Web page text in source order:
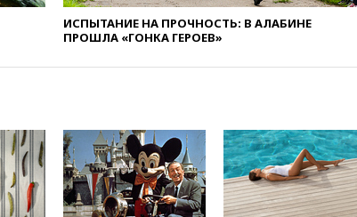
13:11Путин обсудил с
президентом ОАЭ ситуацию в
Персидском заливе и на
животных
12:51
Россия планирует
запустить групповые
безвизовые турпоездки для
Вьетнама
ИСПЫТАНИЕ НА ПРОЧНОСТЬ: В АЛАБИНЕ
ПРОШЛА «ГОНКА ГЕРОЕВ»